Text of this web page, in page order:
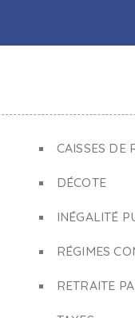
CAISSES DE
DÉCOTE
INÉGALITÉ
RÉGIMES
RETRAITE